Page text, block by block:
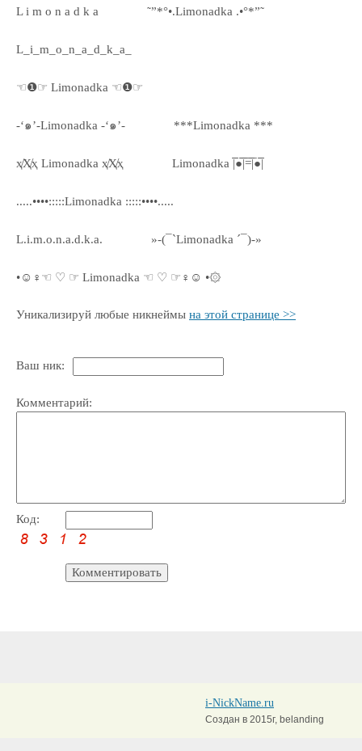
L i m o n a d k a ˜”*°•.Limonadka .•°*”˜
L_i_m_o_n_a_d_k_a_
☜❶☞ Limonadka ☜❶☞
-‘๑’-Limonadka -‘๑’- ***Limonadka ***
ҳ̸Ҳ̸ҳ Limonadka ҳ̸Ҳ̸ҳ Limonadka |̅̅●̅̅|̅̅=̅̅|̅●̅̅|
.....••••:::::Limonadka :::::••••.....
L.i.m.o.n.a.d.k.a. »-(¯`Limonadka ´¯)-»
•☺♀☜ ♡ ☞ Limonadka ☜ ♡ ☞♀☺ •۞
Уникализируй любые никнеймы на этой странице >>
Ваш ник:
Комментарий:
Код:
i-NickName.ru
Создан в 2015г, belanding